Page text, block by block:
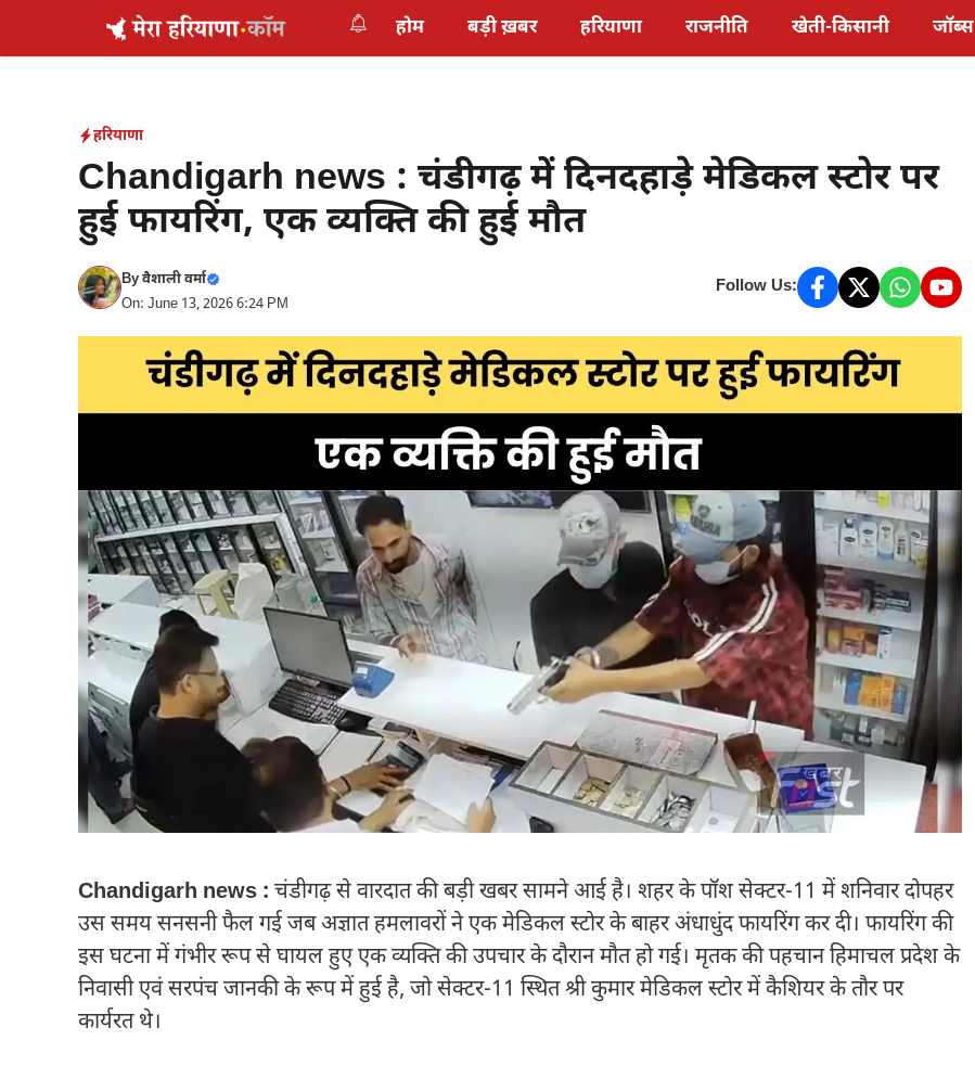
होम बड़ी ख़बर हरियाणा राजनीति खेती-किसानी जॉब्स
हरियाणा
Chandigarh news : चंडीगढ़ में दिनदहाड़े मेडिकल स्टोर पर
हुई फायरिंग, एक व्यक्ति की हुई मौत
Byवैशाली वर्मा
On: June 13, 2026 6:24 PM
Follow Us:
Chandigarh news : चंडीगढ़ से वारदात की बड़ी खबर सामने आई है। शहर के पॉश सेक्टर-11 में शनिवार दोपहर
उस समय सनसनी फैल गई जब अज्ञात हमलावरों ने एक मेडिकल स्टोर के बाहर अंधाधुंद फायरिंग कर दी। फायरिंग की
इस घटना में गंभीर रूप से घायल हुए एक व्यक्ति की उपचार के दौरान मौत हो गई। मृतक की पहचान हिमाचल प्रदेश के
निवासी एवं सरपंच जानकी के रूप में हुई है, जो सेक्टर-11 स्थित श्री कुमार मेडिकल स्टोर में कैशियर के तौर पर
कार्यरत थे।